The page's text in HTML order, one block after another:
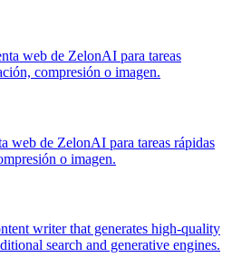
web de ZelonAI para tareas
compresión o imagen.
web de ZelonAI para tareas rápidas
o imagen.
writer that generates high-quality
search and generative engines.